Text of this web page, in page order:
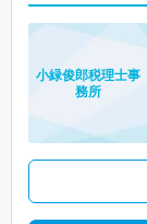
小緑俊郎税理士事
務所